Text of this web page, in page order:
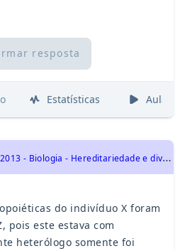
resposta
Estatísticas Aulas
U
NCISAL 2013 - Biologia - Hereditariedade e diversidade da vida, A herança dos grupos sanguíneos
do indivíduo X foram
pois este estava com
heterólogo somente foi